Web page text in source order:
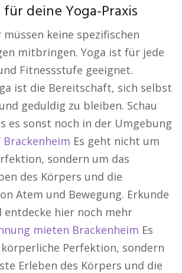
deine Yoga-Praxis
müssen keine spezifischen
mitbringen. Yoga ist für jede
Fitnessstufe geeignet.
ist die Bereitschaft, sich selbst
geduldig zu bleiben. Schau
es sonst noch in der Umgebung
Brackenheim Es geht nicht um
sondern um das
des Körpers und die
Atem und Bewegung. Erkunde
entdecke hier noch mehr
mieten Brackenheim Es
Perfektion, sondern
Erleben des Körpers und die